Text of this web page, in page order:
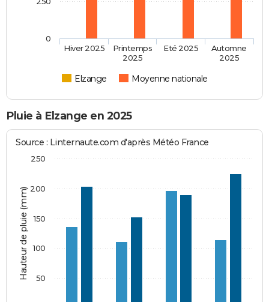
Elzange Moyenne nationale
Hiver 2025
Printemps
2025
Eté 2025
Automne
2025
0
Pluie à Elzange en 2025
Hauteur de pluie (mm)
Source : Linternaute.com d'après Météo France
50
100
150
200
250